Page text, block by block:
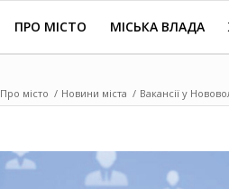
ПРО МІСТО МІСЬКА ВЛАДА
Про місто / Новини міста / Вакансії у